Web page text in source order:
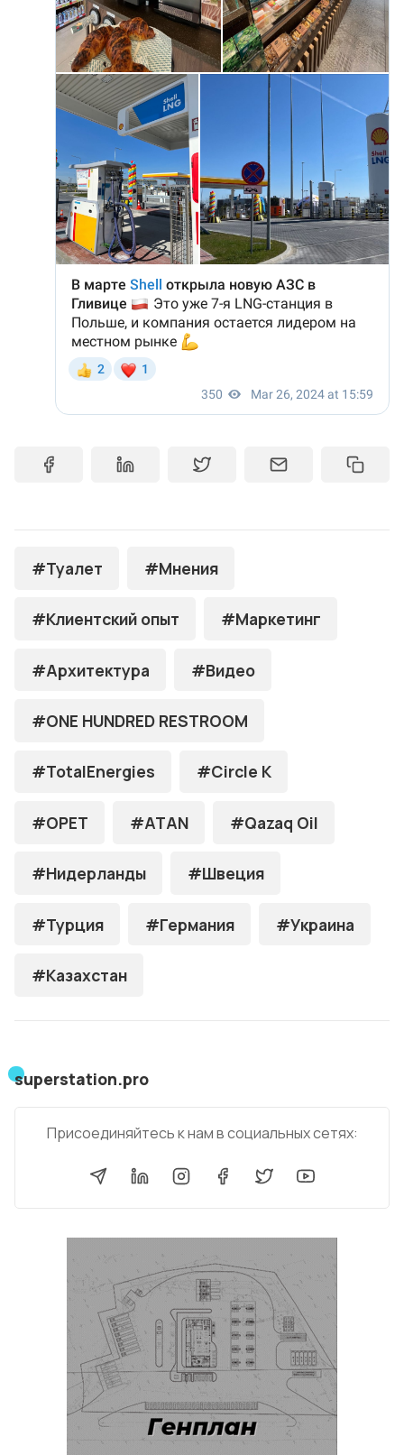
#Туалет #Мнения
#Клиентский опыт #Маркетинг
#Архитектура #Видео
#ONE HUNDRED RESTROOM
#TotalEnergies #Circle K
#OPET #ATAN #Qazaq Oil
#Нидерланды #Швеция
#Турция #Германия #Украина
#Казахстан
superstation.pro
Присоединяйтесь к нам в социальных сетях: